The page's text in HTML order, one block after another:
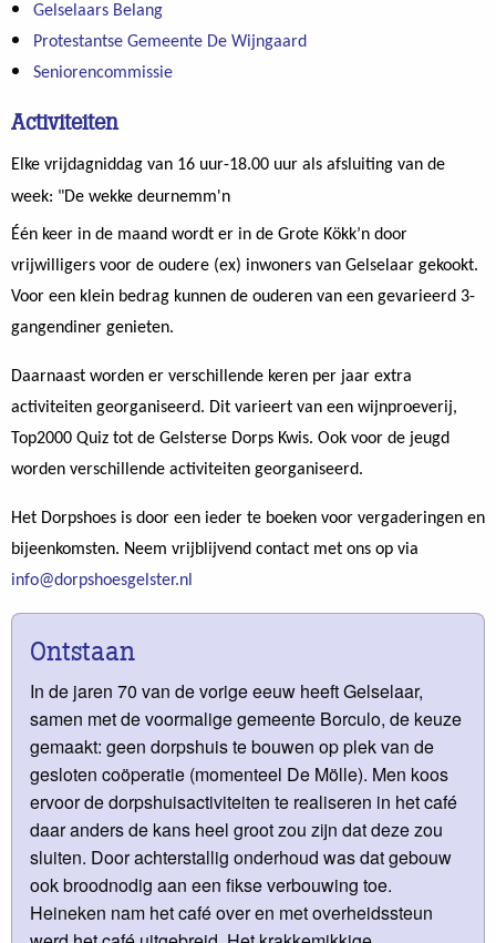
Gelselaars Belang
Protestantse Gemeente De Wijngaard
Seniorencommissie
Activiteiten
Elke vrijdagniddag van 16 uur-18.00 uur als afsluiting van de
week: "De wekke deurnemm'n
Één keer in de maand wordt er in de Grote Kökk’n door
vrijwilligers voor de oudere (ex) inwoners van Gelselaar gekookt.
Voor een klein bedrag kunnen de ouderen van een gevarieerd 3-
gangendiner genieten.
Daarnaast worden er verschillende keren per jaar extra
activiteiten georganiseerd. Dit varieert van een wijnproeverij,
Top2000 Quiz tot de Gelsterse Dorps Kwis. Ook voor de jeugd
worden verschillende activiteiten georganiseerd.
Het Dorpshoes is door een ieder te boeken voor vergaderingen en
bijeenkomsten. Neem vrijblijvend contact met ons op via
info@dorpshoesgelster.nl
Ontstaan
In de jaren 70 van de vorige eeuw heeft Gelselaar,
samen met de voormalige gemeente Borculo, de keuze
gemaakt: geen dorpshuis te bouwen op plek van de
gesloten coöperatie (momenteel De Mölle). Men koos
ervoor de dorpshuisactiviteiten te realiseren in het café
daar anders de kans heel groot zou zijn dat deze zou
sluiten. Door achterstallig onderhoud was dat gebouw
ook broodnodig aan een fikse verbouwing toe.
Heineken nam het café over en met overheidssteun